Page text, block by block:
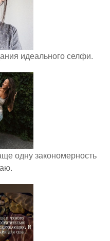
идеального селфи.
одну закономерность